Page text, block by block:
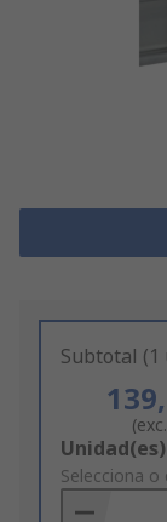
Subtotal
Add
to
Basket
Unidad(es)
Selecciona o